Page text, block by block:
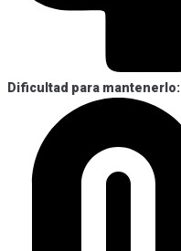
Dificultad para mantenerlo: